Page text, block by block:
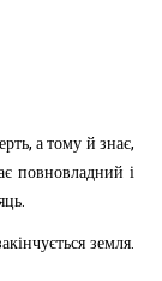
, а тому й знає,
повновладний і
.
земля.